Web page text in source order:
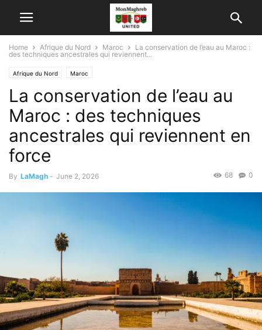
Home Afrique du Nord Maroc
La conservation de l’eau au Maroc :
des techniques ancestrales qui reviennent...
Afrique du Nord Maroc
La conservation de l’eau au
Maroc : des techniques
ancestrales qui reviennent en
force
By LaMagh - June 2, 2026 0
68